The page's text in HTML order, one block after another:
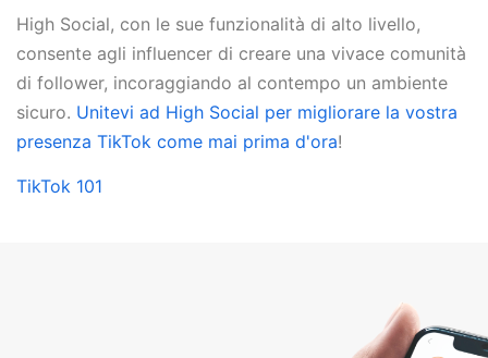
High Social, con le sue funzionalità di alto livello,
consente agli influencer di creare una vivace comunità
di follower, incoraggiando al contempo un ambiente
sicuro. Unitevi ad High Social per migliorare la vostra
presenza TikTok come mai prima d'ora!
TikTok 101